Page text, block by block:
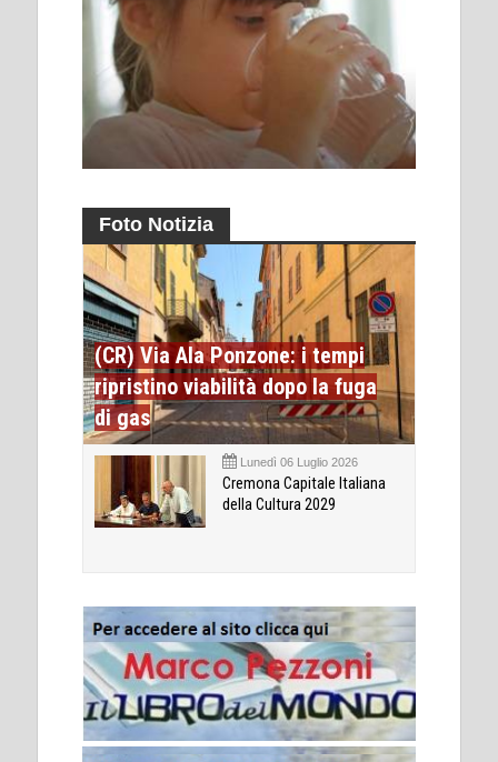
Foto Notizia
(CR) Via Ala Ponzone: i tempi
ripristino viabilità dopo la fuga
di gas
Lunedì 06 Luglio 2026
Cremona Capitale Italiana
della Cultura 2029